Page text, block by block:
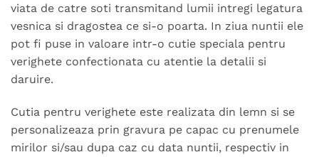
viata de catre soti transmitand lumii intregi legatura
vesnica si dragostea ce si-o poarta. In ziua nuntii ele
pot fi puse in valoare intr-o cutie speciala pentru
verighete confectionata cu atentie la detalii si
daruire.
Cutia pentru verighete este realizata din lemn si se
personalizeaza prin gravura pe capac cu prenumele
mirilor si/sau dupa caz cu data nuntii, respectiv in